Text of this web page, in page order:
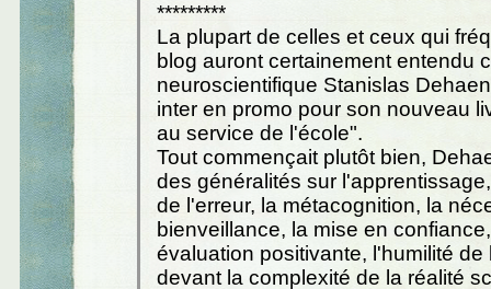
*********
La plupart de celles et ceux qui
blog auront certainement entendu
neuroscientifique Stanislas
inter en promo pour son nouveau
au service de l'école".
Tout commençait plutôt bien,
des généralités sur
de l'erreur, la métacognition, la
bienveillance, la mise en
évaluation positivante, l'humilité de
devant la complexité de la réalité